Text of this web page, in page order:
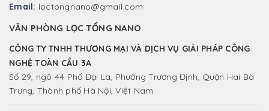
Email: loctongnano@gmail.com
VĂN PHÒNG LỌC TỔNG NANO
CÔNG TY TNHH THƯƠNG MẠI VÀ DỊCH VỤ GIẢI PHÁP CÔNG
NGHỆ TOÀN CẦU 3A
Số 29, ngõ 44 Phố Đại La, Phường Trương Định, Quận Hai Bà
Trưng, Thành phố Hà Nội, Việt Nam.